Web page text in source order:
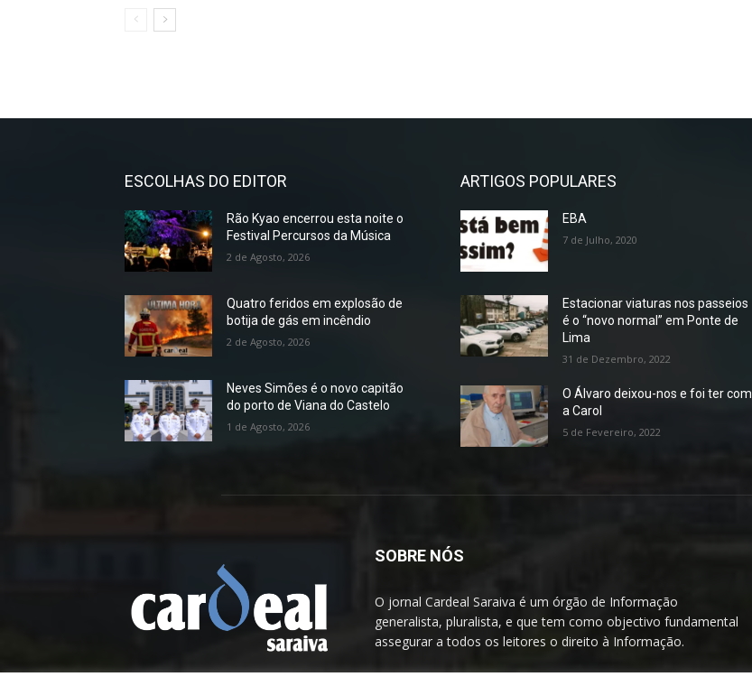
ESCOLHAS DO EDITOR
Rão Kyao encerrou esta noite o
Festival Percursos da Música
2 de Agosto, 2026
Quatro feridos em explosão de
botija de gás em incêndio
2 de Agosto, 2026
Neves Simões é o novo capitão
do porto de Viana do Castelo
1 de Agosto, 2026
ARTIGOS POPULARES
EBA
7 de Julho, 2020
Estacionar viaturas nos passeios
é o “novo normal” em Ponte de
Lima
31 de Dezembro, 2022
O Álvaro deixou-nos e foi ter com
a Carol
5 de Fevereiro, 2022
SOBRE NÓS
O jornal Cardeal Saraiva é um órgão de Informação
generalista, pluralista, e que tem como objectivo fundamental
assegurar a todos os leitores o direito à Informação.